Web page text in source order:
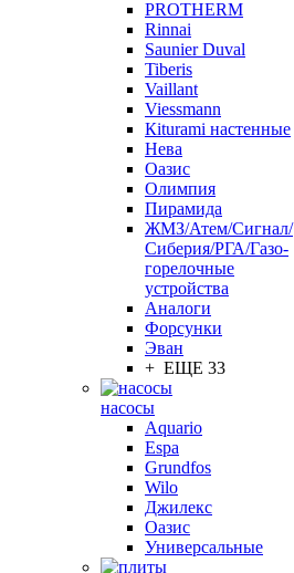
PROTHERM
Rinnai
Saunier Duval
Tiberis
Vaillant
Viessmann
Кiturami настенные
Нева
Оазис
Олимпия
Пирамида
ЖМЗ/Атем/Сигнал/
Сиберия/РГА/Газо-
горелочные
устройства
Aналоги
Форсунки
Эван
+ ЕЩЕ 33
насосы
Aquario
Espa
Grundfos
Wilo
Джилекс
Оазис
Универсальные